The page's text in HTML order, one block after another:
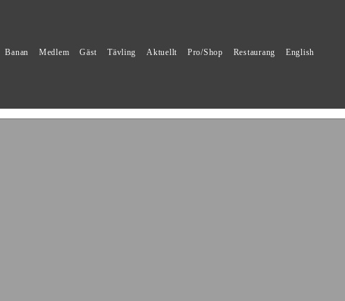
Banan Medlem Gäst Tävling Aktuellt Pro/Shop Restaurang English